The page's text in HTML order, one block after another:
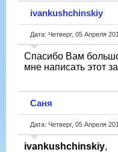
ivankushchinskiy
Дата: Четверг, 05 Апреля
Спасибо Вам
мне написать этот
Саня
Дата: Четверг, 05 Апреля
ivankushchinskiy,